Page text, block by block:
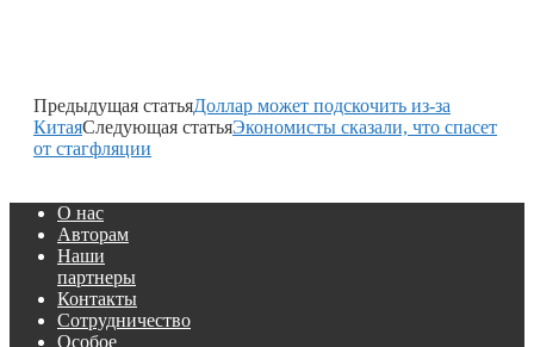
Предыдущая статьяДоллар может подскочить из-за
КитаяСледующая статьяЭкономисты сказали, что спасет
от стагфляции
О нас
Авторам
Наши
партнеры
Контакты
Сотрудничество
Особое